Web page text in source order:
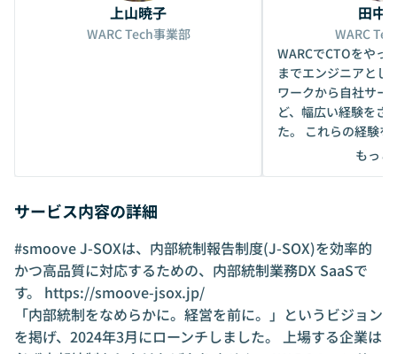
上山暁子
WARC Tech事業部
田中
WARC
WARCでCTOをやっ
までエンジニアとし
ワークから自社サー
ど、幅広い経験をさ
た。 これらの経験を
で新規事業の立ち
もっと
サービス内容の詳細
#smoove J-SOXは、内部統制報告制度(J-SOX)を効率的
かつ高品質に対応するための、内部統制業務DX SaaSで
す。 https://smoove-jsox.jp/
「内部統制をなめらかに。経営を前に。」というビジョン
を掲げ、2024年3月にローンチしました。 上場する企業は